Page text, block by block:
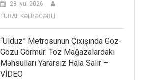
28 İyul 2026
TURAL KƏLBƏCƏRLİ
“Ulduz” Metrosunun Çıxışında Göz-
Gözü Görmür: Toz Mağazalardakı
Məhsulları Yararsız Hala Salır –
VİDEO